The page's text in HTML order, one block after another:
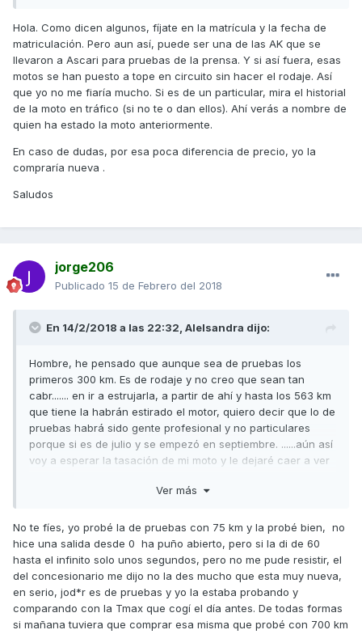
nueva y a ver
Hola. Como dicen algunos, fíjate en la matrícula y la fecha de
matriculación. Pero aun así, puede ser una de las AK que se
llevaron a Ascari para pruebas de la prensa. Y si así fuera, esas
motos se han puesto a tope en circuito sin hacer el rodaje. Así
que yo no me fiaría mucho. Si es de un particular, mira el historial
de la moto en tráfico (si no te o dan ellos). Ahí verás a nombre de
quien ha estado la moto anteriormente.
En caso de dudas, por esa poca diferencia de precio, yo la
compraría nueva .
Saludos
jorge206
Publicado 15 de Febrero del 2018
En 14/2/2018 a las 22:32, Alelsandra dijo:
Hombre, he pensado que aunque sea de pruebas los
primeros 300 km. Es de rodaje y no creo que sean tan
cabr....... en ir a estrujarla, a partir de ahí y hasta los 563 km
que tiene la habrán estirado el motor, quiero decir que lo de
pruebas habrá sido gente profesional y no particulares
porque si es de julio y se empezó en septiembre. ......aún así
voy a esperar la tasación de mi moto y le dejaré caer a ver
con 2 años garantía, más seguro, más 200 euros de
nueva y a ver
Ver más
No te fíes, yo probé la de pruebas con 75 km y la probé bien, no
hice una salida desde 0 ha puño abierto, pero si la di de 60
hasta el infinito solo unos segundos, pero no me pude resistir, el
del concesionario me dijo no la des mucho que esta muy nueva,
en serio, jod*r es de pruebas y yo la estaba probando y
comparando con la Tmax que cogí el día antes. De todas formas
si mañana tuviera que comprar esa misma que probé con 700 km